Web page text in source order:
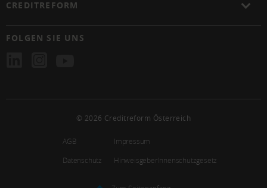
CREDITREFORM
FOLGEN SIE UNS
© 2026 Creditreform Österreich
AGB
Impressum
Datenschutz
HinweisgeberInnenschutzgesetz